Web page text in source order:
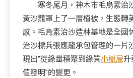
寒冬尾月，神木市毛烏素治
黃沙籠罩上了一層植被，生態轉
感。毛烏素治沙造林基地是全國
治沙標兵張應龍承包管理的一片
現出“從綠量積聚到綠質小樹屋升
值發明”的變更。